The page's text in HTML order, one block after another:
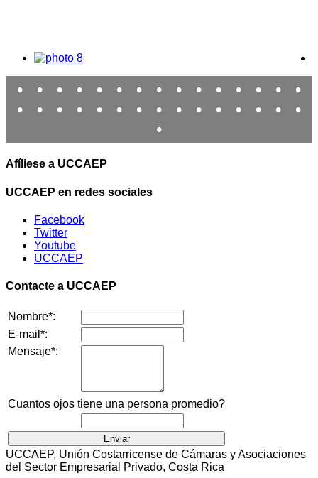
• • • • • • • • • • • • • •
•
•
• • • • • • • • • • • • •
•
•
Afíliese a UCCAEP
UCCAEP en redes sociales
Facebook
Twitter
Youtube
UCCAEP
Contacte a UCCAEP
Nombre*:
E-mail*:
Mensaje*:
Cuantos ojos tiene una persona promedio?
UCCAEP, Unión Costarricense de Cámaras y Asociaciones
del Sector Empresarial Privado, Costa Rica